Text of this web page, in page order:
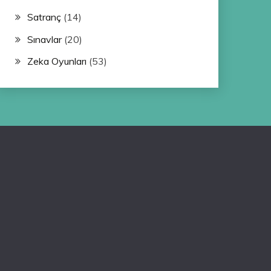
Satranç(14)
Sınavlar(20)
Zeka Oyunları (53)